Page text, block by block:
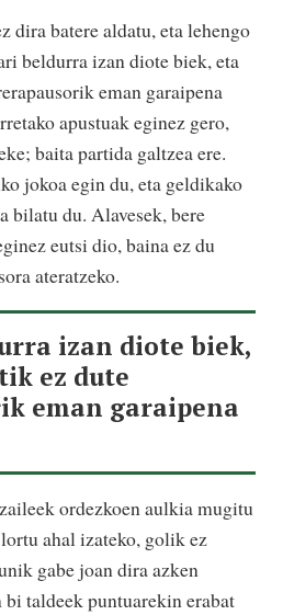
dira batere aldatu, eta lehengo
beldurra izan diote biek, eta
eman garaipena
apustuak eginez gero,
baita partida galtzea ere.
jokoa egin du, eta geldikako
bilatu du. Alavesek, bere
eutsi dio, baina ez du
ateratzeko.
izan diote biek,
ez dute
eman garaipena
ordezkoen aulkia mugitu
ahal izateko, golik ez
gabe joan dira azken
taldeek puntuarekin erabat